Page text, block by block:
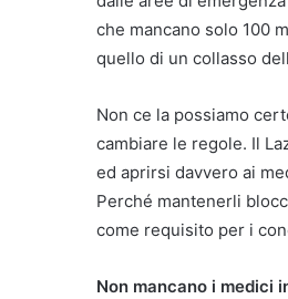
che mancano solo 100
quello di un collasso
Non ce la possiamo
cambiare le regole. Il
ed aprirsi davvero ai
Perché mantenerli
come requisito per i
Non mancano i medici